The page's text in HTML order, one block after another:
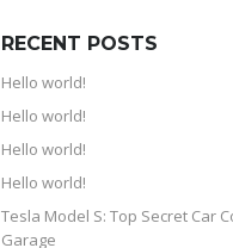
RECENT POSTS
Hello world!
Hello world!
Hello world!
Hello world!
Tesla Model S: Top Secret Car
Garage